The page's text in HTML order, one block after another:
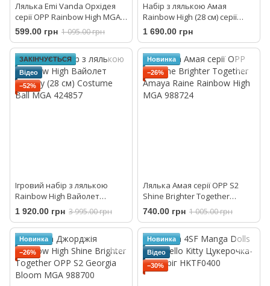
Лялька Emi Vanda Орхідея
серії ОРР Rainbow High MGA
987918
599.00 грн 1 095.00 грн
Набір з лялькою Амая
Rainbow High (28 см) серії
Крейда для волосся та стиль
Hair Chalk and Style MGA
526780
1 690.00 грн
ЗАКІНЧУЄТЬСЯ
Відео
−52%
Ігровий набір з лялькою
Rainbow High Вайолет
Уиллоу (28 см) Costume Ball
MGA 424857
1 920.00 грн 3 995.00 грн
Новинка
−26%
Лялька Амая серії ОРР S2
Shine Brighter Together
Amaya Raine Rainbow High
MGA 988724
740.00 грн 1 005.00 грн
Новинка
−26%
Новинка
Відео
−30%